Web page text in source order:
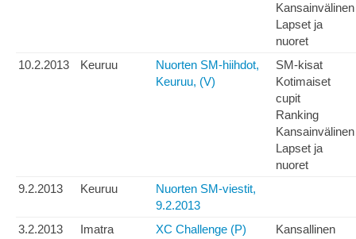
Kansainvälinen
Lapset ja
nuoret
10.2.2013
Keuruu
Nuorten SM-hiihdot,
Keuruu, (V)
SM-kisat
Kotimaiset
cupit
Ranking
Kansainvälinen
Lapset ja
nuoret
9.2.2013
Keuruu
Nuorten SM-viestit,
9.2.2013
3.2.2013
Imatra XC Challenge (P)
Kansallinen